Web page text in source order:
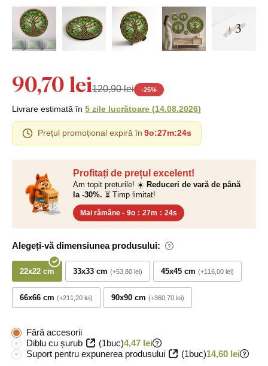
+ 3
Profitați de prețul excelent!
Am topit prețurile! ☀️ Reduceri de vară de până
la -30%. ⏳ Timp limitat!
Mai rămâne - 9o : 27m : 24s
Alegeți-vă dimensiunea produsului:
22x22 cm 33x33 cm +53,80 lei 45x45 cm +116,00 lei
66x66 cm +211,20 lei 90x90 cm +360,70 lei
90,70 lei120,90 lei -25%
Livrare estimată în 5 zile lucrătoare (14.08.2026)
Prețul promoțional expiră în 9o:27m:24s
Fără accesorii
Diblu cu șurub
(1buc)4,47 lei
Suport pentru expunerea produsului
(1buc)14,60 lei